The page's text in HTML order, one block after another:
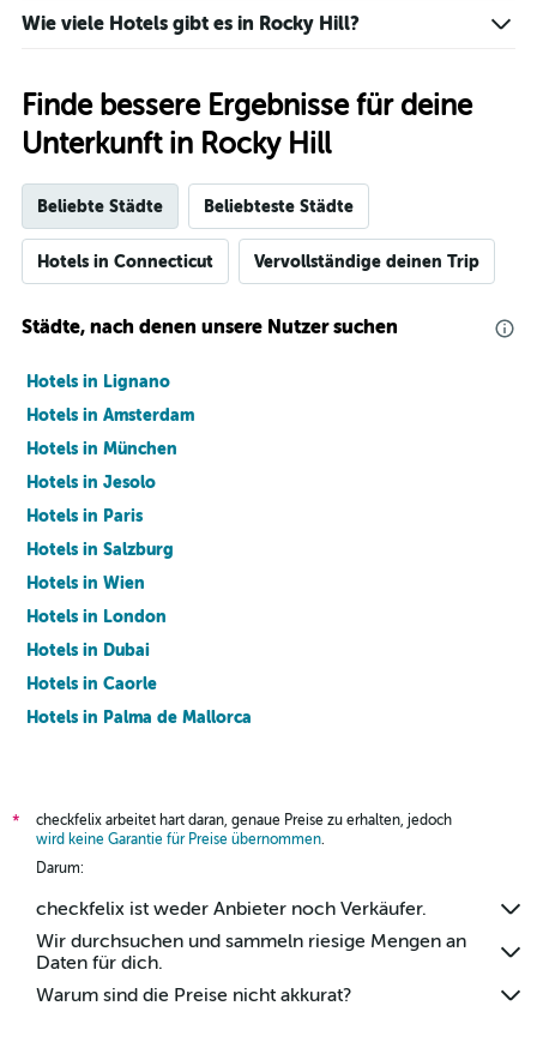
Wie viele Hotels gibt es in Rocky Hill?
Finde bessere Ergebnisse für deine
Unterkunft in Rocky Hill
Beliebte Städte Beliebteste Städte
Hotels in Connecticut Vervollständige deinen Trip
Städte, nach denen unsere Nutzer suchen
Hotels in Lignano
Hotels in Amsterdam
Hotels in München
Hotels in Jesolo
Hotels in Paris
Hotels in Salzburg
Hotels in Wien
Hotels in London
Hotels in Dubai
Hotels in Caorle
Hotels in Palma de Mallorca
*
checkfelix arbeitet hart daran, genaue Preise zu erhalten, jedoch
wird keine Garantie für Preise übernommen.
Darum:
checkfelix ist weder Anbieter noch Verkäufer.
Wir durchsuchen und sammeln riesige Mengen an
Daten für dich.
Warum sind die Preise nicht akkurat?